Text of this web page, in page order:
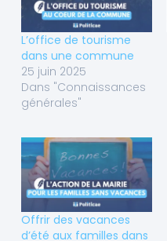
L’office de tourisme
dans une commune
25 juin 2025
Dans "Connaissances
générales"
Offrir des vacances
d’été aux familles dans